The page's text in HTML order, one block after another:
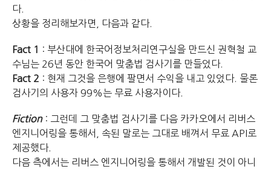
다.
상황을 정리해보자면, 다음과 같다.
Fact 1
: 부산대에 한국어정보처리연구실을 만드신 권혁철 교
수님는 26년 동안 한국어 맞춤법 검사기를 만들었다.
Fact 2 : 현재 그것을 은행에 팔면서 수익을 내고 있었다. 물론
검사기의 사용자 99%는 무료 사용자이다.
Fiction : 그런데 그 맞춤법 검사기를 다음 카카오에서 리버스
엔지니어링을 통해서, 속된 말로는 그대로 배껴서 무료 API로
제공했다.
다음 측에서는 리버스 엔지니어링을 통해서 개발된 것이 아니